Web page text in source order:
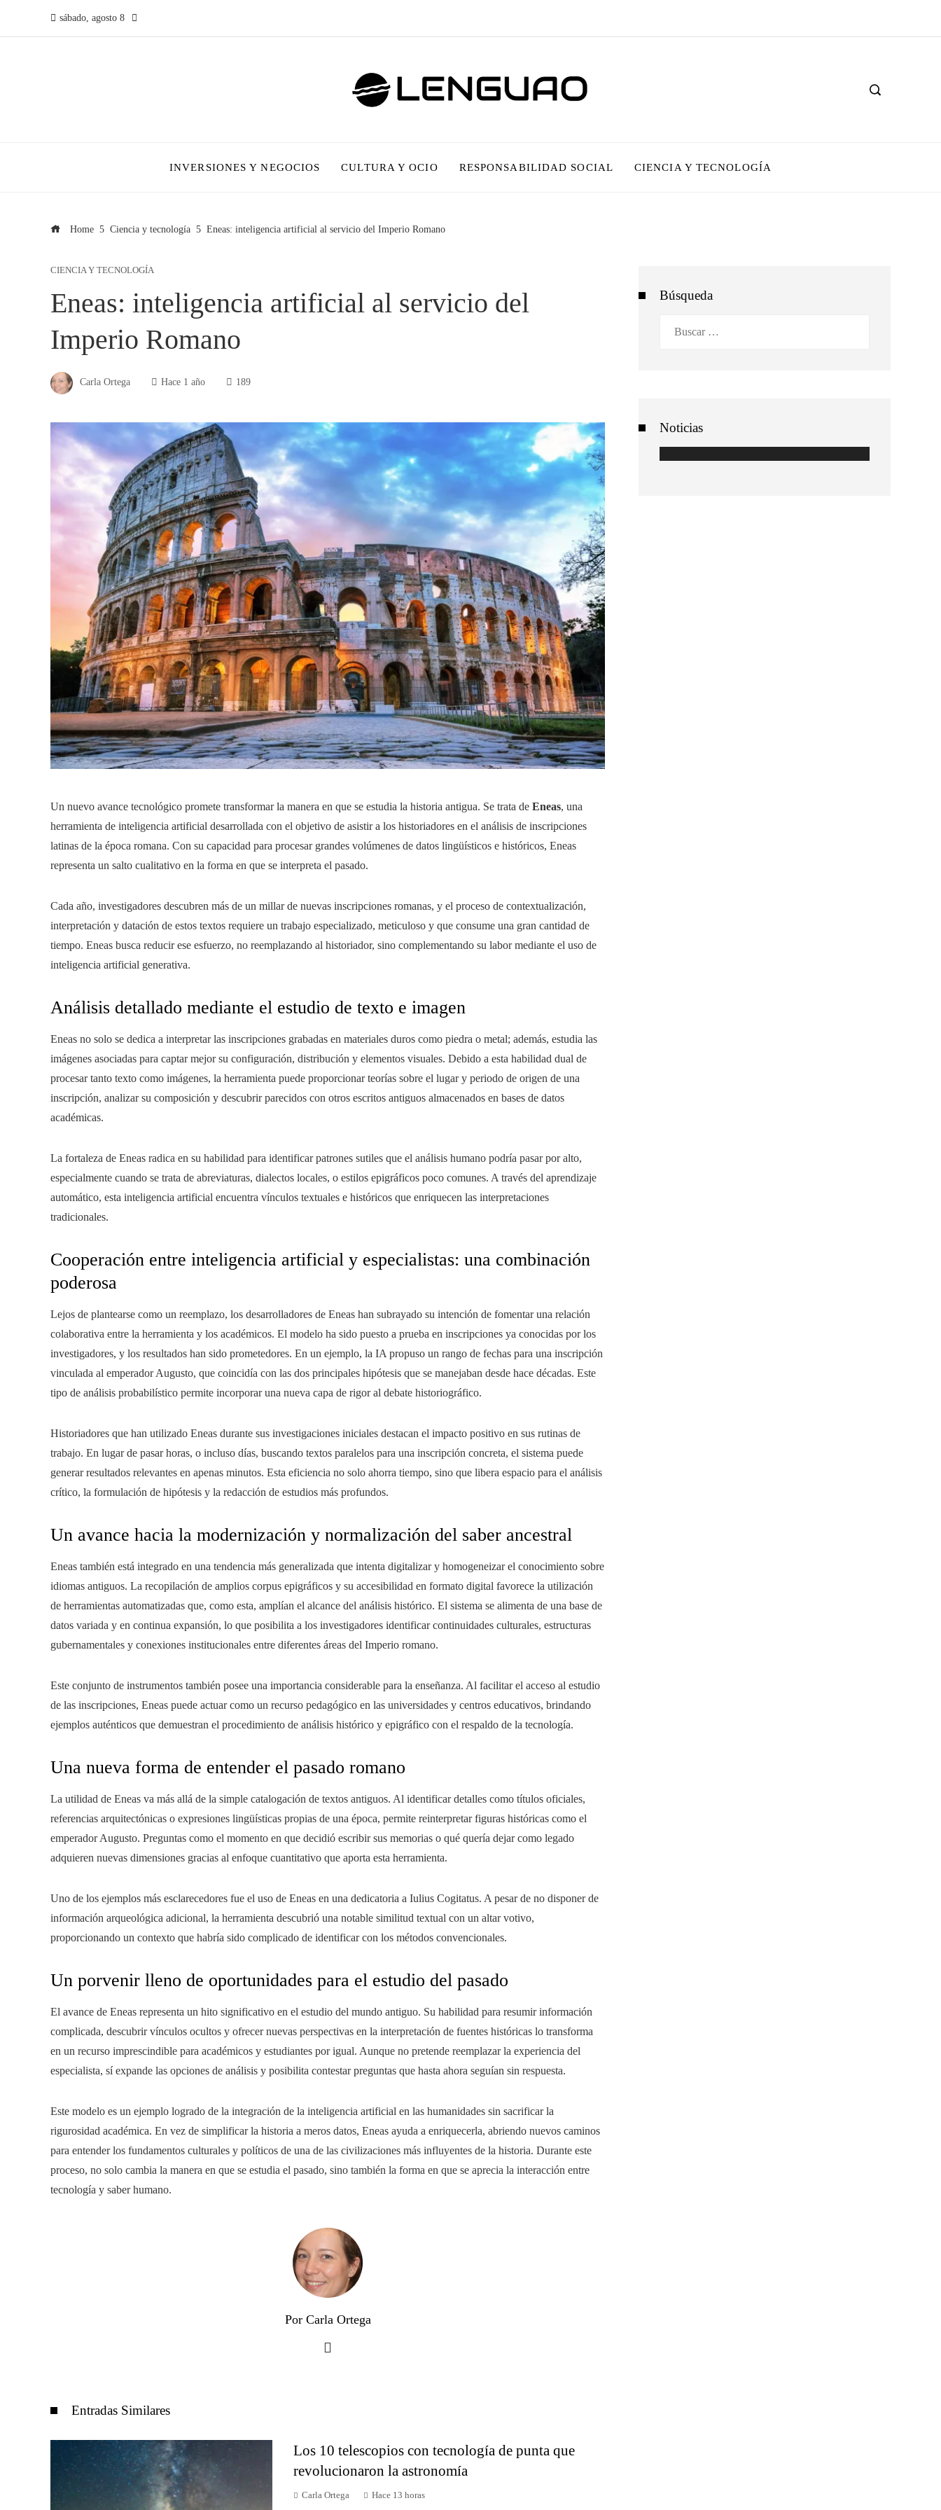
sábado, agosto 8
INVERSIONES Y NEGOCIOS CULTURA Y OCIO RESPONSABILIDAD SOCIAL CIENCIA Y TECNOLOGÍA
Home Ciencia y tecnología Eneas: inteligencia artificial al servicio del Imperio Romano
CIENCIA Y TECNOLOGÍA
Eneas: inteligencia artificial al servicio del
Imperio Romano
Carla Ortega Hace 1 año 189
Un nuevo avance tecnológico promete transformar la manera en que se estudia la historia antigua. Se trata de Eneas, una
herramienta de inteligencia artificial desarrollada con el objetivo de asistir a los historiadores en el análisis de inscripciones
latinas de la época romana. Con su capacidad para procesar grandes volúmenes de datos lingüísticos e históricos, Eneas
representa un salto cualitativo en la forma en que se interpreta el pasado.
Cada año, investigadores descubren más de un millar de nuevas inscripciones romanas, y el proceso de contextualización,
interpretación y datación de estos textos requiere un trabajo especializado, meticuloso y que consume una gran cantidad de
tiempo. Eneas busca reducir ese esfuerzo, no reemplazando al historiador, sino complementando su labor mediante el uso de
inteligencia artificial generativa.
Análisis detallado mediante el estudio de texto e imagen
Eneas no solo se dedica a interpretar las inscripciones grabadas en materiales duros como piedra o metal; además, estudia las
imágenes asociadas para captar mejor su configuración, distribución y elementos visuales. Debido a esta habilidad dual de
procesar tanto texto como imágenes, la herramienta puede proporcionar teorías sobre el lugar y periodo de origen de una
inscripción, analizar su composición y descubrir parecidos con otros escritos antiguos almacenados en bases de datos
académicas.
La fortaleza de Eneas radica en su habilidad para identificar patrones sutiles que el análisis humano podría pasar por alto,
especialmente cuando se trata de abreviaturas, dialectos locales, o estilos epigráficos poco comunes. A través del aprendizaje
automático, esta inteligencia artificial encuentra vínculos textuales e históricos que enriquecen las interpretaciones
tradicionales.
Cooperación entre inteligencia artificial y especialistas: una combinación
poderosa
Lejos de plantearse como un reemplazo, los desarrolladores de Eneas han subrayado su intención de fomentar una relación
colaborativa entre la herramienta y los académicos. El modelo ha sido puesto a prueba en inscripciones ya conocidas por los
investigadores, y los resultados han sido prometedores. En un ejemplo, la IA propuso un rango de fechas para una inscripción
vinculada al emperador Augusto, que coincidía con las dos principales hipótesis que se manejaban desde hace décadas. Este
tipo de análisis probabilístico permite incorporar una nueva capa de rigor al debate historiográfico.
Historiadores que han utilizado Eneas durante sus investigaciones iniciales destacan el impacto positivo en sus rutinas de
trabajo. En lugar de pasar horas, o incluso días, buscando textos paralelos para una inscripción concreta, el sistema puede
generar resultados relevantes en apenas minutos. Esta eficiencia no solo ahorra tiempo, sino que libera espacio para el análisis
crítico, la formulación de hipótesis y la redacción de estudios más profundos.
Un avance hacia la modernización y normalización del saber ancestral
Eneas también está integrado en una tendencia más generalizada que intenta digitalizar y homogeneizar el conocimiento sobre
idiomas antiguos. La recopilación de amplios corpus epigráficos y su accesibilidad en formato digital favorece la utilización
de herramientas automatizadas que, como esta, amplían el alcance del análisis histórico. El sistema se alimenta de una base de
datos variada y en continua expansión, lo que posibilita a los investigadores identificar continuidades culturales, estructuras
gubernamentales y conexiones institucionales entre diferentes áreas del Imperio romano.
Este conjunto de instrumentos también posee una importancia considerable para la enseñanza. Al facilitar el acceso al estudio
de las inscripciones, Eneas puede actuar como un recurso pedagógico en las universidades y centros educativos, brindando
ejemplos auténticos que demuestran el procedimiento de análisis histórico y epigráfico con el respaldo de la tecnología.
Una nueva forma de entender el pasado romano
La utilidad de Eneas va más allá de la simple catalogación de textos antiguos. Al identificar detalles como títulos oficiales,
referencias arquitectónicas o expresiones lingüísticas propias de una época, permite reinterpretar figuras históricas como el
emperador Augusto. Preguntas como el momento en que decidió escribir sus memorias o qué quería dejar como legado
adquieren nuevas dimensiones gracias al enfoque cuantitativo que aporta esta herramienta.
Uno de los ejemplos más esclarecedores fue el uso de Eneas en una dedicatoria a Iulius Cogitatus. A pesar de no disponer de
información arqueológica adicional, la herramienta descubrió una notable similitud textual con un altar votivo,
proporcionando un contexto que habría sido complicado de identificar con los métodos convencionales.
Un porvenir lleno de oportunidades para el estudio del pasado
El avance de Eneas representa un hito significativo en el estudio del mundo antiguo. Su habilidad para resumir información
complicada, descubrir vínculos ocultos y ofrecer nuevas perspectivas en la interpretación de fuentes históricas lo transforma
en un recurso imprescindible para académicos y estudiantes por igual. Aunque no pretende reemplazar la experiencia del
especialista, sí expande las opciones de análisis y posibilita contestar preguntas que hasta ahora seguían sin respuesta.
Este modelo es un ejemplo logrado de la integración de la inteligencia artificial en las humanidades sin sacrificar la
rigurosidad académica. En vez de simplificar la historia a meros datos, Eneas ayuda a enriquecerla, abriendo nuevos caminos
para entender los fundamentos culturales y políticos de una de las civilizaciones más influyentes de la historia. Durante este
proceso, no solo cambia la manera en que se estudia el pasado, sino también la forma en que se aprecia la interacción entre
tecnología y saber humano.
Por Carla Ortega
Entradas Similares
Los 10 telescopios con tecnología de punta que
revolucionaron la astronomía
Carla Ortega Hace 13 horas
Búsqueda
Noticias